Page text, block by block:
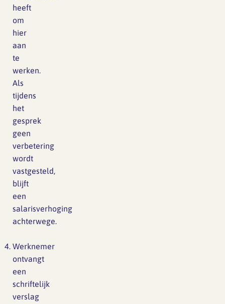
heeft
om
hier
aan
te
werken.
Als
tijdens
het
gesprek
geen
verbetering
wordt
vastgesteld,
blijft
een
salarisverhoging
achterwege.
Werknemer
ontvangt
een
schriftelijk
verslag